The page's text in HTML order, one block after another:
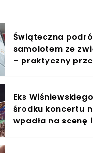
Świąteczna
samolotem ze
– praktyczny
Eks
środku koncertu
wpadła na scenę